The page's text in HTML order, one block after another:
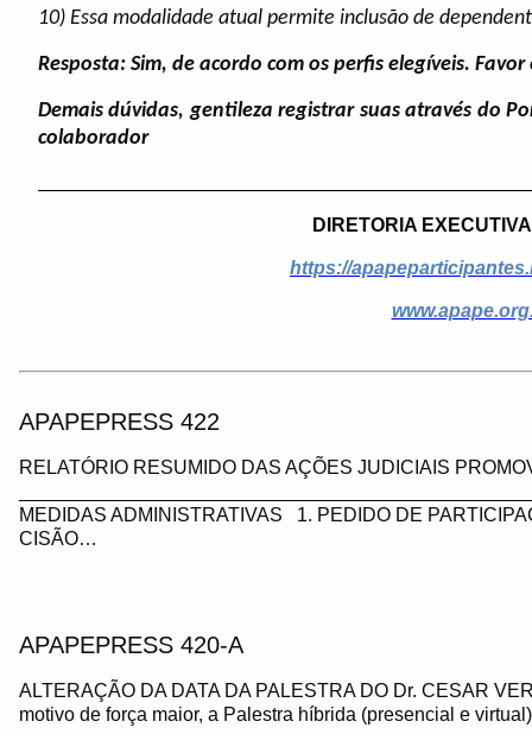
10) Essa modalidade atual permite inclusão de
Resposta: Sim, de acordo com os perfis elegíveis.
Demais dúvidas, gentileza registrar suas através do
colaborador
DIRETORIA
https://
APAPEPRESS 422
RELATÓRIO RESUMIDO DAS AÇÕES JUDICIAIS
MEDIDAS ADMINISTRATIVAS 1. PEDIDO DE
CISÃO…
APAPEPRESS 420-A
ALTERAÇÃO DA DATA DA PALESTRA DO Dr. CESAR
motivo de força maior, a Palestra híbrida (presencial e